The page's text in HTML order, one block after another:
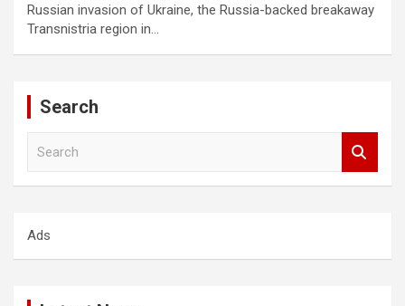
Russian invasion of Ukraine, the Russia-backed breakaway
Transnistria region in…
Search
h
Ads